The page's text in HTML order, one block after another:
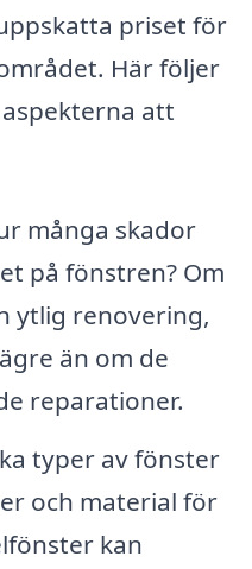
priset för
Här följer
att
många skador
på fönstren? Om
ytlig renovering,
än om de
reparationer.
typer av fönster
och material för
kan